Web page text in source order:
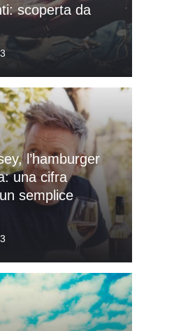
scoperta da
l’hamburger
una cifra
semplice